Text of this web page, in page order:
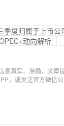
季度归属于上市
动向解析
息真实、准确，文章
，或关注官方微信